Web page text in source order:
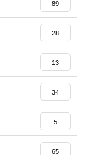
89
28
13
34
5
65